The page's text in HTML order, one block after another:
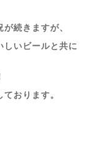
続きますが、
しいビールと共に
おります。